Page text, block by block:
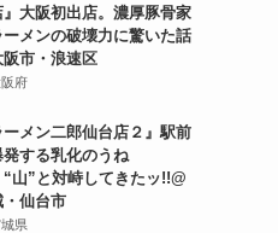
』大阪初出店。濃厚豚骨家
ーメンの破壊力に驚いた話
阪市・浪速区
府
ーメン二郎仙台店２』駅前
発する乳化のうね
“山”と対峙してきたッ!!@
・仙台市
県